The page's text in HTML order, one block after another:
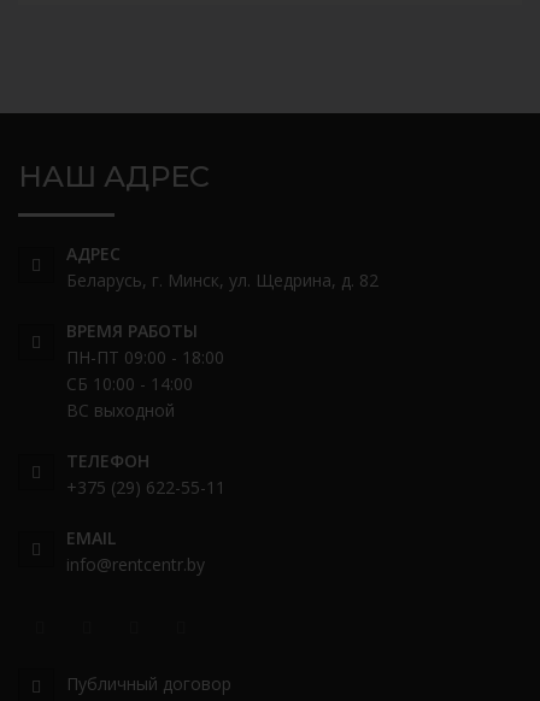
НАШ АДРЕС
АДРЕС
Беларусь, г. Минск, ул. Щедрина, д. 82
ВРЕМЯ РАБОТЫ
ПН-ПТ 09:00 - 18:00
СБ 10:00 - 14:00
ВС выходной
ТЕЛЕФОН
+375 (29) 622-55-11
EMAIL
info@rentcentr.by
Публичный договор